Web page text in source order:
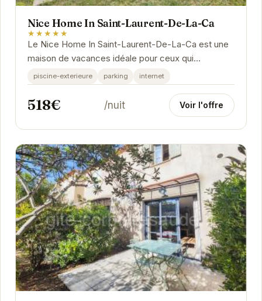
Nice Home In Saint-Laurent-De-La-Ca
★★★★★
Le Nice Home In Saint-Laurent-De-La-Ca est une
maison de vacances idéale pour ceux qui
recherchent un séjour paisible et confortable. Avec
sa...
piscine-exterieure parking internet
518€ /nuit Voir l'offre